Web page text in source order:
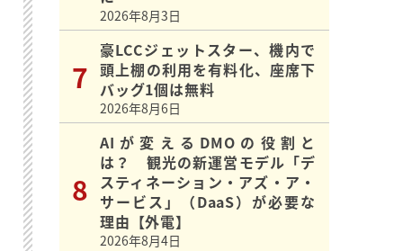
2026年8月3日
豪LCCジェットスター、機内で
頭上棚の利用を有料化、座席下
バッグ1個は無料
2026年8月6日
AIが変えるDMOの役割と
は？ 観光の新運営モデル「デ
スティネーション・アズ・ア・
サービス」（DaaS）が必要な
理由【外電】
2026年8月4日